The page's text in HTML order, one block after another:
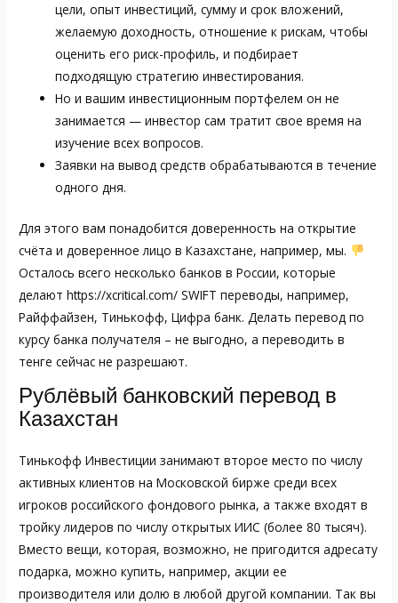
цели, опыт инвестиций, сумму и срок вложений,
желаемую доходность, отношение к рискам, чтобы
оценить его риск-профиль, и подбирает
подходящую стратегию инвестирования.
Но и вашим инвестиционным портфелем он не
занимается — инвестор сам тратит свое время на
изучение всех вопросов.
Заявки на вывод средств обрабатываются в течение
одного дня.
Для этого вам понадобится доверенность на открытие
счёта и доверенное лицо в Казахстане, например, мы.
Осталось всего несколько банков в России, которые
делаютhttps://xcritical.com/ SWIFT переводы, например,
Райффайзен, Тинькофф, Цифра банк. Делать перевод по
курсу банка получателя – не выгодно, а переводить в
тенге сейчас не разрешают.
Рублёвый банковский перевод в
Казахстан
Тинькофф Инвестиции занимают второе место по числу
активных клиентов на Московской бирже среди всех
игроков российского фондового рынка, а также входят в
тройку лидеров по числу открытых ИИС (более 80 тысяч).
Вместо вещи, которая, возможно, не пригодится адресату
подарка, можно купить, например, акции ее
производителя или долю в любой другой компании. Так вы